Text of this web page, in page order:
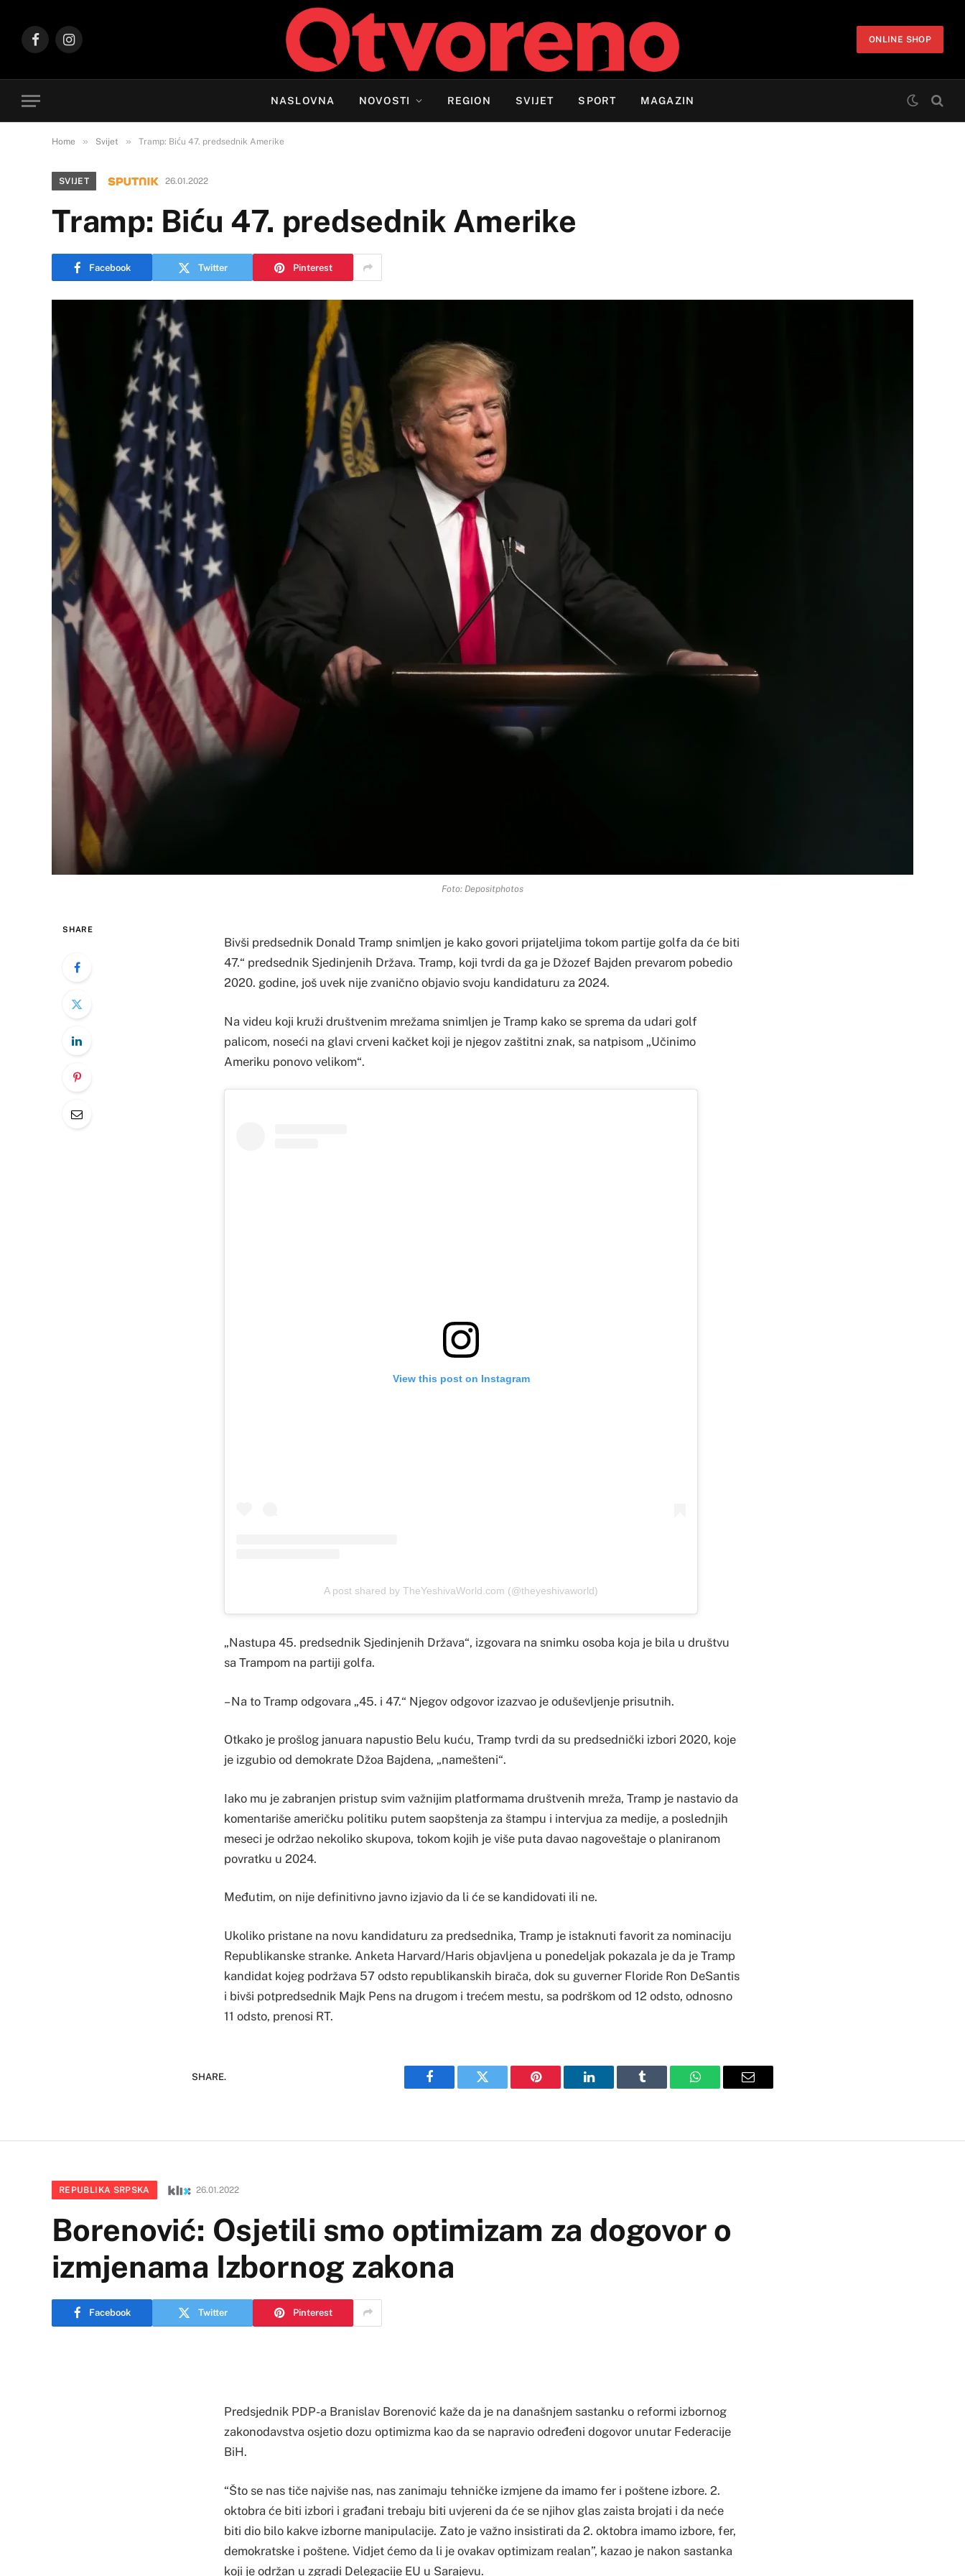
FacebookInstagram
ONLINE SHOP
NASLOVNA NOVOSTI REGION SVIJET SPORT MAGAZIN
Home » Svijet » Tramp: Biću 47. predsednik Amerike
SVIJET 26.01.2022
Tramp: Biću 47. predsednik Amerike
Facebook Twitter Pinterest
Foto: Depositphotos
SHARE
Bivši predsednik Donald Tramp snimljen je kako govori prijateljima tokom partije golfa da će biti
47.“ predsednik Sjedinjenih Država. Tramp, koji tvrdi da ga je Džozef Bajden prevarom pobedio
2020. godine, još uvek nije zvanično objavio svoju kandidaturu za 2024.
Na videu koji kruži društvenim mrežama snimljen je Tramp kako se sprema da udari golf
palicom, noseći na glavi crveni kačket koji je njegov zaštitni znak, sa natpisom „Učinimo
Ameriku ponovo velikom“.
View this post on Instagram
A post shared by TheYeshivaWorld.com (@theyeshivaworld)
„Nastupa 45. predsednik Sjedinjenih Država“, izgovara na snimku osoba koja je bila u društvu
sa Trampom na partiji golfa.
– Na to Tramp odgovara „45. i 47.“ Njegov odgovor izazvao je oduševljenje prisutnih.
Otkako je prošlog januara napustio Belu kuću, Tramp tvrdi da su predsednički izbori 2020, koje
je izgubio od demokrate Džoa Bajdena, „namešteni“.
Iako mu je zabranjen pristup svim važnijim platformama društvenih mreža, Tramp je nastavio da
komentariše američku politiku putem saopštenja za štampu i intervjua za medije, a poslednjih
meseci je održao nekoliko skupova, tokom kojih je više puta davao nagoveštaje o planiranom
povratku u 2024.
Međutim, on nije definitivno javno izjavio da li će se kandidovati ili ne.
Ukoliko pristane na novu kandidaturu za predsednika, Tramp je istaknuti favorit za nominaciju
Republikanske stranke. Anketa Harvard/Haris objavljena u ponedeljak pokazala je da je Tramp
kandidat kojeg podržava 57 odsto republikanskih birača, dok su guverner Floride Ron DeSantis
i bivši potpredsednik Majk Pens na drugom i trećem mestu, sa podrškom od 12 odsto, odnosno
11 odsto, prenosi RT.
SHARE.
Facebook Twitter Pinterest LinkedIn Tumblr WhatsAppEmail
REPUBLIKA SRPSKA 26.01.2022
Borenović: Osjetili smo optimizam za dogovor o
izmjenama Izbornog zakona
Facebook Twitter Pinterest
Predsjednik PDP-a Branislav Borenović kaže da je na današnjem sastanku o reformi izbornog
zakonodavstva osjetio dozu optimizma kao da se napravio određeni dogovor unutar Federacije
BiH.
“Što se nas tiče najviše nas, nas zanimaju tehničke izmjene da imamo fer i poštene izbore. 2.
oktobra će biti izbori i građani trebaju biti uvjereni da će se njihov glas zaista brojati i da neće
biti dio bilo kakve izborne manipulacije. Zato je važno insistirati da 2. oktobra imamo izbore, fer,
demokratske i poštene. Vidjet ćemo da li je ovakav optimizam realan”, kazao je nakon sastanka
koji je održan u zgradi Delegacije EU u Sarajevu.